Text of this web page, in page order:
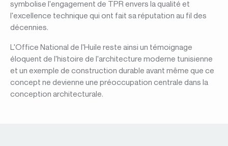
symbolise l'engagement de TPR envers la qualité et
l'excellence technique qui ont fait sa réputation au fil des
décennies.
L'Office National de l'Huile reste ainsi un témoignage
éloquent de l'histoire de l'architecture moderne tunisienne
et un exemple de construction durable avant même que ce
concept ne devienne une préoccupation centrale dans la
conception architecturale.